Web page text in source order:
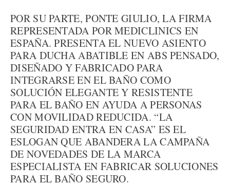
POR SU PARTE, PONTE GIULIO, LA FIRMA
REPRESENTADA POR MEDICLINICS EN
ESPAÑA. PRESENTA EL NUEVO ASIENTO
PARA DUCHA ABATIBLE EN ABS PENSADO,
DISEÑADO Y FABRICADO PARA
INTEGRARSE EN EL BAÑO COMO
SOLUCIÓN ELEGANTE Y RESISTENTE
PARA EL BAÑO EN AYUDA A PERSONAS
CON MOVILIDAD REDUCIDA. “LA
SEGURIDAD ENTRA EN CASA” ES EL
ESLOGAN QUE ABANDERA LA CAMPAÑA
DE NOVEDADES DE LA MARCA
ESPECIALISTA EN FABRICAR SOLUCIONES
PARA EL BAÑO SEGURO.